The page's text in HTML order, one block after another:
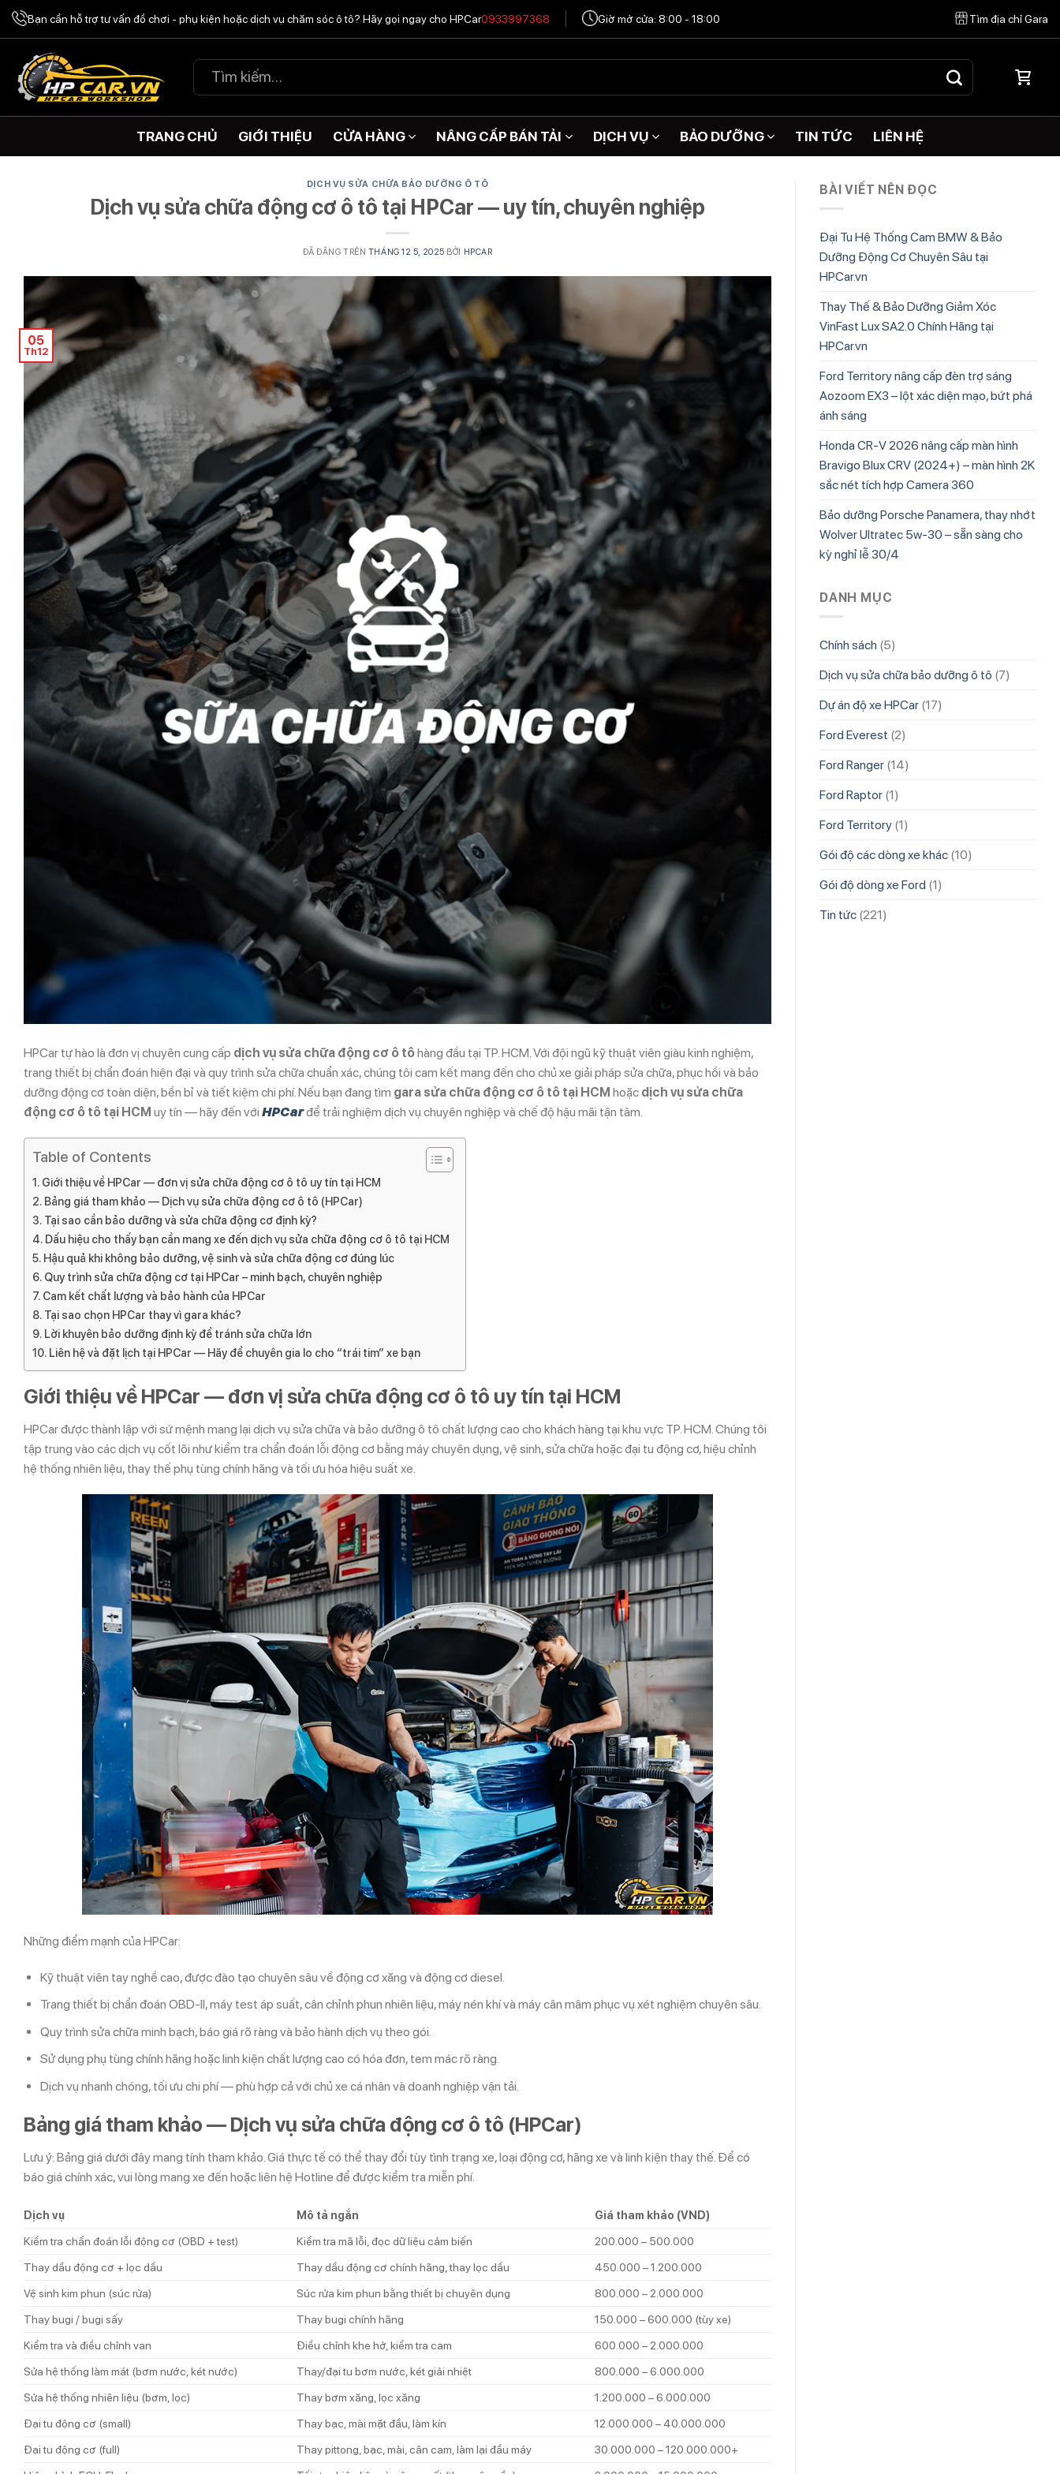
Chuyển
đến
dung
Bạn cần hỗ trợ tư vấn đồ chơi - phụ kiện hoặc dịch vụ chăm sóc ô tô? Hãy gọi ngay cho HPCar0933997368 Giờ mở cửa: 8:00 - 18:00 Tìm địa chỉ Gara
Tìm
kiếm:
TRANG CHỦ GIỚI THIỆU CỬA HÀNG NÂNG CẤP BÁN TẢI DỊCH VỤ BẢO DƯỠNG TIN TỨC LIÊN HỆ
DỊCH VỤ SỬA CHỮA BẢO DƯỠNG Ô TÔ
Dịch vụ sửa chữa động cơ ô tô tại HPCar — uy tín, chuyên nghiệp
ĐÃ ĐĂNG TRÊN THÁNG 12 5, 2025 BỞI HPCAR
05
Th12
HPCar tự hào là đơn vị chuyên cung cấp dịch vụ sửa chữa động cơ ô tôhàng đầu tại TP. HCM. Với đội ngũ kỹ thuật viên giàu kinh nghiệm,
trang thiết bị chẩn đoán hiện đại và quy trình sửa chữa chuẩn xác, chúng tôi cam kết mang đến cho chủ xe giải pháp sửa chữa, phục hồi và bảo
dưỡng động cơ toàn diện, bền bỉ và tiết kiệm chi phí. Nếu bạn đang tìm gara sửa chữa động cơ ô tô tại HCM hoặc dịch vụ sửa chữa
động cơ ô tô tại HCM uy tín — hãy đến với HPCarđể trải nghiệm dịch vụ chuyên nghiệp và chế độ hậu mãi tận tâm.
Table of Contents
Giới thiệu về HPCar — đơn vị sửa chữa động cơ ô tô uy tín tại HCM
Bảng giá tham khảo — Dịch vụ sửa chữa động cơ ô tô (HPCar)
Tại sao cần bảo dưỡng và sửa chữa động cơ định kỳ?
Dấu hiệu cho thấy bạn cần mang xe đến dịch vụ sửa chữa động cơ ô tô tại HCM
Hậu quả khi không bảo dưỡng, vệ sinh và sửa chữa động cơ đúng lúc
Quy trình sửa chữa động cơ tại HPCar – minh bạch, chuyên nghiệp
Cam kết chất lượng và bảo hành của HPCar
Tại sao chọn HPCar thay vì gara khác?
Lời khuyên bảo dưỡng định kỳ để tránh sửa chữa lớn
Liên hệ và đặt lịch tại HPCar — Hãy để chuyên gia lo cho “trái tim” xe bạn
Giới thiệu về HPCar — đơn vị sửa chữa động cơ ô tô uy tín tại HCM
HPCar được thành lập với sứ mệnh mang lại dịch vụ sửa chữa và bảo dưỡng ô tô chất lượng cao cho khách hàng tại khu vực TP. HCM. Chúng tôi
tập trung vào các dịch vụ cốt lõi như kiểm tra chẩn đoán lỗi động cơ bằng máy chuyên dụng, vệ sinh, sửa chữa hoặc đại tu động cơ, hiệu chỉnh
hệ thống nhiên liệu, thay thế phụ tùng chính hãng và tối ưu hóa hiệu suất xe.
Những điểm mạnh của HPCar:
Kỹ thuật viên tay nghề cao, được đào tạo chuyên sâu về động cơ xăng và động cơ diesel.
Trang thiết bị chẩn đoán OBD-II, máy test áp suất, cân chỉnh phun nhiên liệu, máy nén khí và máy cân mâm phục vụ xét nghiệm chuyên sâu.
Quy trình sửa chữa minh bạch, báo giá rõ ràng và bảo hành dịch vụ theo gói.
Sử dụng phụ tùng chính hãng hoặc linh kiện chất lượng cao có hóa đơn, tem mác rõ ràng.
Dịch vụ nhanh chóng, tối ưu chi phí — phù hợp cả với chủ xe cá nhân và doanh nghiệp vận tải.
Bảng giá tham khảo — Dịch vụ sửa chữa động cơ ô tô (HPCar)
Lưu ý: Bảng giá dưới đây mang tính tham khảo. Giá thực tế có thể thay đổi tùy tình trạng xe, loại động cơ, hãng xe và linh kiện thay thế. Để có
báo giá chính xác, vui lòng mang xe đến hoặc liên hệ Hotline để được kiểm tra miễn phí.
Dịch vụ Mô tả ngắn
Giá tham khảo (VND)
Kiểm tra chẩn đoán lỗi động cơ (OBD + test)
Kiểm tra mã lỗi, đọc dữ liệu cảm biến
200.000 – 500.000
Thay dầu động cơ + lọc dầu
Thay dầu động cơ chính hãng, thay lọc dầu
450.000 – 1.200.000
Vệ sinh kim phun (súc rửa)
Súc rửa kim phun bằng thiết bị chuyên dụng
800.000 – 2.000.000
Thay bugi / bugi sấy
Thay bugi chính hãng
150.000 – 600.000 (tùy xe)
Kiểm tra và điều chỉnh van
Điều chỉnh khe hở, kiểm tra cam
600.000 – 2.000.000
Sửa hệ thống làm mát (bơm nước, két nước)
Thay/đại tu bơm nước, két giải nhiệt
800.000 – 6.000.000
Sửa hệ thống nhiên liệu (bơm, lọc)
Thay bơm xăng, lọc xăng
1.200.000 – 6.000.000
Đại tu động cơ (small)
Thay bạc, mài mặt đầu, làm kín
12.000.000 – 40.000.000
Đại tu động cơ (full)
Thay pittong, bạc, mài, cân cam, làm lại đầu máy
30.000.000 – 120.000.000+
BÀI VIẾT NÊN ĐỌC
Đại Tu Hệ Thống Cam BMW & Bảo
Dưỡng Động Cơ Chuyên Sâu tại
HPCar.vn
Thay Thế & Bảo Dưỡng Giảm Xóc
VinFast Lux SA2.0 Chính Hãng tại
HPCar.vn
Ford Territory nâng cấp đèn trợ sáng
Aozoom EX3 – lột xác diện mạo, bứt phá
ánh sáng
Honda CR-V 2026 nâng cấp màn hình
Bravigo Blux CRV (2024+) – màn hình 2K
sắc nét tích hợp Camera 360
Bảo dưỡng Porsche Panamera, thay nhớt
Wolver Ultratec 5w-30 – sẵn sàng cho
kỳ nghỉ lễ 30/4
DANH MỤC
Chính sách (5)
Dịch vụ sửa chữa bảo dưỡng ô tô (7)
Dự án độ xe HPCar (17)
Ford Everest (2)
Ford Ranger (14)
Ford Raptor (1)
Ford Territory (1)
Gói độ các dòng xe khác (10)
Gói độ dòng xe Ford (1)
Tin tức (221)